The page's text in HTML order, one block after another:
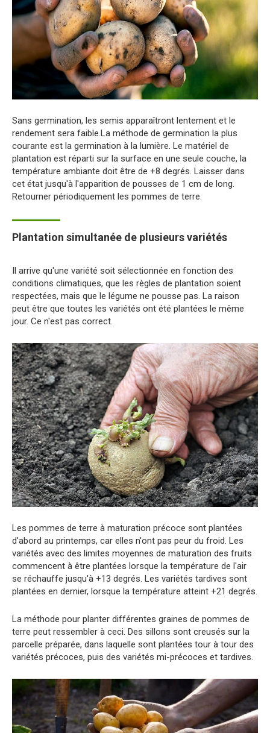
Sans germination, les semis apparaîtront lentement et le
rendement sera faible.La méthode de germination la plus
courante est la germination à la lumière. Le matériel de
plantation est réparti sur la surface en une seule couche, la
température ambiante doit être de +8 degrés. Laisser dans
cet état jusqu'à l'apparition de pousses de 1 cm de long.
Retourner périodiquement les pommes de terre.
Plantation simultanée de plusieurs variétés
Il arrive qu'une variété soit sélectionnée en fonction des
conditions climatiques, que les règles de plantation soient
respectées, mais que le légume ne pousse pas. La raison
peut être que toutes les variétés ont été plantées le même
jour. Ce n'est pas correct.
Les pommes de terre à maturation précoce sont plantées
d'abord au printemps, car elles n'ont pas peur du froid. Les
variétés avec des limites moyennes de maturation des fruits
commencent à être plantées lorsque la température de l'air
se réchauffe jusqu'à +13 degrés. Les variétés tardives sont
plantées en dernier, lorsque la température atteint +21 degrés.
La méthode pour planter différentes graines de pommes de
terre peut ressembler à ceci. Des sillons sont creusés sur la
parcelle préparée, dans laquelle sont plantées tour à tour des
variétés précoces, puis des variétés mi-précoces et tardives.